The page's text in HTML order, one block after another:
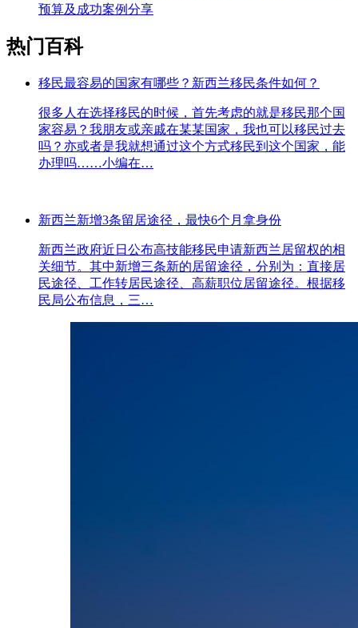
预算及成功案例分享
热门百科
移民最容易的国家有哪些？新西兰移民条件如何？
很多人在选择移民的时候，首先考虑的就是移民那个国
家容易？我朋友或亲戚在某某国家，我也可以移民过去
吗？亦或者是我就想通过这个方式移民到这个国家，能
办理吗……小编在…
新西兰新增3条留居途径，最快6个月拿身份
新西兰政府近日公布高技能移民申请新西兰居留权的相
关细节。其中新增三条新的居留途径，分别为：直接居
民途径、工作转居民途径、高薪职位居留途径。根据移
民局公布信息，三…